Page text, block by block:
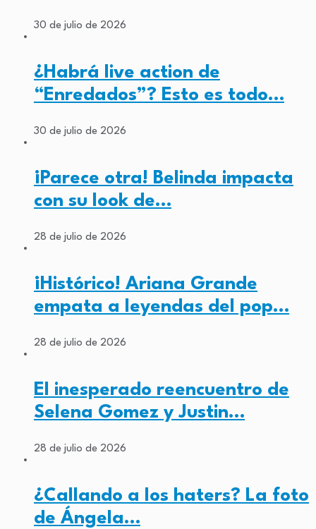
30 de julio de 2026
¿Habrá live action de
“Enredados”? Esto es todo…
30 de julio de 2026
¡Parece otra! Belinda impacta
con su look de…
28 de julio de 2026
¡Histórico! Ariana Grande
empata a leyendas del pop…
28 de julio de 2026
El inesperado reencuentro de
Selena Gomez y Justin…
28 de julio de 2026
¿Callando a los haters? La foto
de Ángela…